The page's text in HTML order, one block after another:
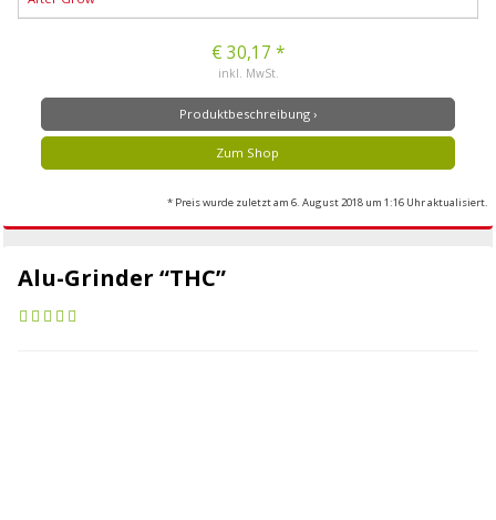
€ 30,17 *
inkl. MwSt.
Produktbeschreibung ›
Zum Shop
* Preis wurde zuletzt am 6. August 2018 um 1:16 Uhr aktualisiert.
Alu-Grinder “THC”